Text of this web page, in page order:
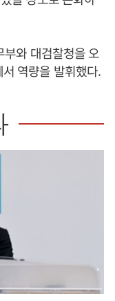
부와 대검찰청을 오
역량을 발휘했다.